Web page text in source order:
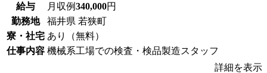
給与 月収例340,000円
勤務地
福井県 若狭町
寮・社宅 あり（無料）
仕事内容 機械系工場での検査・検品製造スタッフ
詳細を表示